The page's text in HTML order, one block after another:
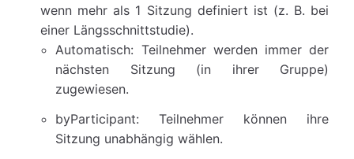
wenn mehr als 1 Sitzung definiert ist (z. B. bei
einer Längsschnittstudie).
Automatisch: Teilnehmer werden immer der
nächsten Sitzung (in ihrer Gruppe)
zugewiesen.
byParticipant: Teilnehmer können ihre
Sitzung unabhängig wählen.